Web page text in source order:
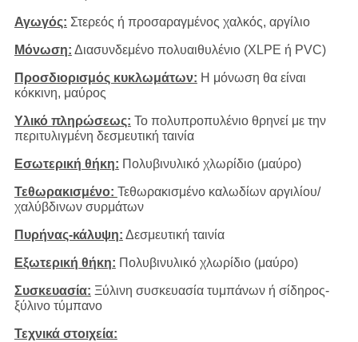
Αγωγός: Στερεός ή προσαραγμένος χαλκός, αργίλιο
Μόνωση: Διασυνδεμένο πολυαιθυλένιο (XLPE ή PVC)
Προσδιορισμός κυκλωμάτων: Η μόνωση θα είναι
κόκκινη, μαύρος
Υλικό πληρώσεως: Το πολυπροπυλένιο θρηνεί με την
περιτυλιγμένη δεσμευτική ταινία
Εσωτερική θήκη: Πολυβινυλικό χλωρίδιο (μαύρο)
Τεθωρακισμένο: Τεθωρακισμένο καλωδίων αργιλίου/
χαλύβδινων συρμάτων
Πυρήνας-κάλυψη: Δεσμευτική ταινία
Εξωτερική θήκη: Πολυβινυλικό χλωρίδιο (μαύρο)
Συσκευασία: Ξύλινη συσκευασία τυμπάνων ή σίδηρος-
ξύλινο τύμπανο
Τεχνικά στοιχεία: